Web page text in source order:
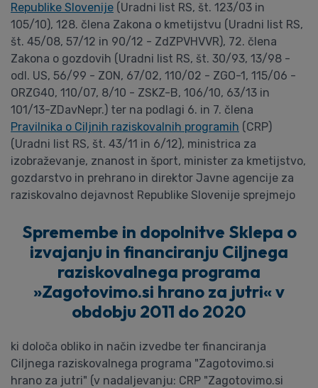
Republike Slovenije (Uradni list RS, št. 123/03 in
105/10), 128. člena Zakona o kmetijstvu (Uradni list RS,
št. 45/08, 57/12 in 90/12 - ZdZPVHVVR), 72. člena
Zakona o gozdovih (Uradni list RS, št. 30/93, 13/98 -
odl. US, 56/99 - ZON, 67/02, 110/02 - ZGO-1, 115/06 -
ORZG40, 110/07, 8/10 - ZSKZ-B, 106/10, 63/13 in
101/13-ZDavNepr.) ter na podlagi 6. in 7. člena
Pravilnika o Ciljnih raziskovalnih programih (CRP)
(Uradni list RS, št. 43/11 in 6/12), ministrica za
izobraževanje, znanost in šport, minister za kmetijstvo,
gozdarstvo in prehrano in direktor Javne agencije za
raziskovalno dejavnost Republike Slovenije sprejmejo
Spremembe in dopolnitve Sklepa o
izvajanju in financiranju Ciljnega
raziskovalnega programa
»Zagotovimo.si hrano za jutri« v
obdobju 2011 do 2020
ki določa obliko in način izvedbe ter financiranja
Ciljnega raziskovalnega programa "Zagotovimo.si
hrano za jutri" (v nadaljevanju: CRP "Zagotovimo.si